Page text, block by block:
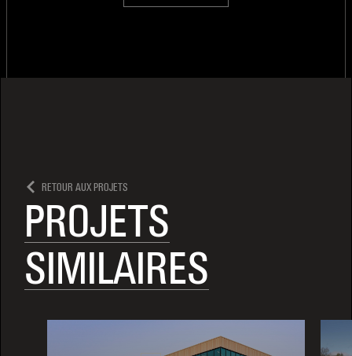
RETOUR AUX PROJETS
PROJETS
SIMILAIRES